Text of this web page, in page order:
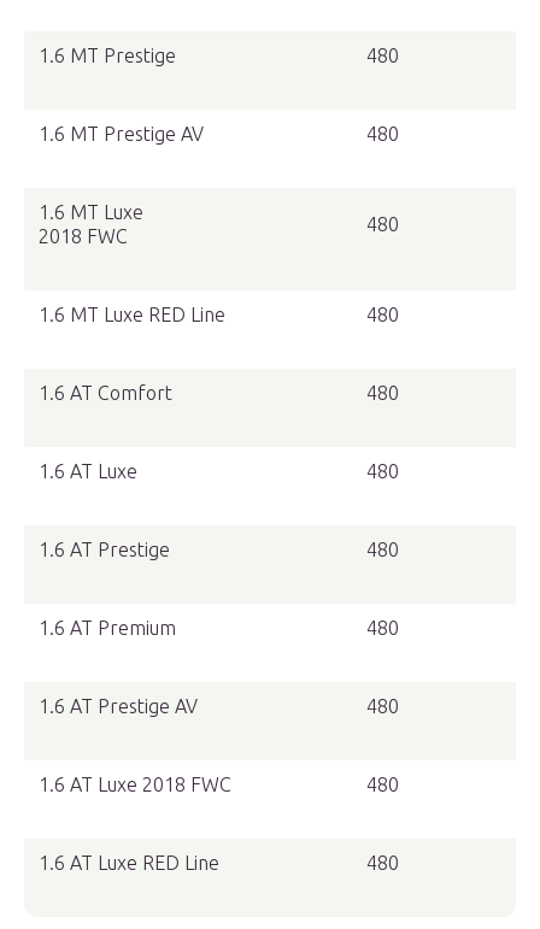
1.6 MT Prestige 480
1.6 MT Prestige AV 480
1.6 MT Luxe
2018 FWC
480
1.6 MT Luxe RED Line 480
1.6 AT Comfort 480
1.6 AT Luxe 480
1.6 AT Prestige 480
1.6 AT Premium 480
1.6 AT Prestige AV 480
1.6 AT Luxe 2018 FWC 480
1.6 AT Luxe RED Line 480